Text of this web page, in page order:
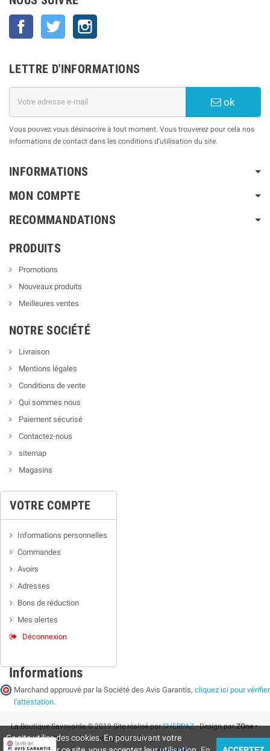
Facebook Twitter
LETTRE D'INFORMATIONS
ok
Vous pouvez vous désinscrire à tout moment. Vous trouverez pour cela nos
informations de contact dans les conditions d'utilisation du site.
INFORMATIONS
MON COMPTE
RECOMMANDATIONS
PRODUITS
Promotions
Nouveaux produits
Meilleures ventes
NOTRE SOCIÉTÉ
Livraison
Mentions légales
Conditions de vente
Qui sommes nous
Paiement sécurisé
Contactez-nous
sitemap
Magasins
VOTRE COMPTE
Informations personnelles
Commandes
Avoirs
Adresses
Bons de réduction
Mes alertes
Déconnexion
Informations
Marchand approuvé par la Société des Avis Garantis, cliquez ici pour vérifier
l'attestation.
La Boutique Savoyarde © 2019 Site réalisé parSHERPAZ- Design parZOne •
Supermarket Store| Powered by PrestaShop
Ce site utilise des cookies. En poursuivant votre